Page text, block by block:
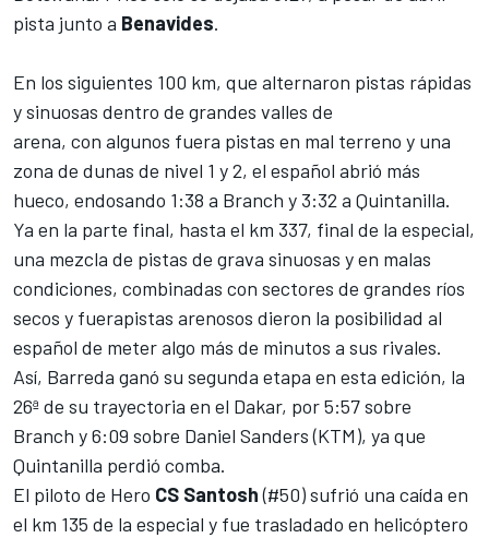
pista junto a Benavides.
En los siguientes 100 km, que alternaron pistas rápidas
y sinuosas dentro de grandes valles de
arena, con algunos fuera pistas en mal terreno y una
zona de dunas de nivel 1 y 2, el español abrió más
hueco, endosando 1:38 a Branch y 3:32 a Quintanilla.
Ya en la parte final, hasta el km 337, final de la especial,
una mezcla de pistas de grava sinuosas y en malas
condiciones, combinadas con sectores de grandes ríos
secos y fuerapistas arenosos dieron la posibilidad al
español de meter algo más de minutos a sus rivales.
Así, Barreda ganó su segunda etapa en esta edición, la
26ª de su trayectoria en el Dakar, por 5:57 sobre
Branch y 6:09 sobre Daniel Sanders (KTM), ya que
Quintanilla perdió comba.
El piloto de Hero CS Santosh(#50) sufrió una caída en
el km 135 de la especial y fue trasladado en helicóptero